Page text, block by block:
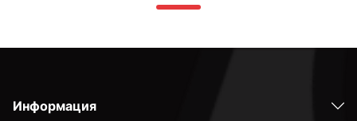
Информация